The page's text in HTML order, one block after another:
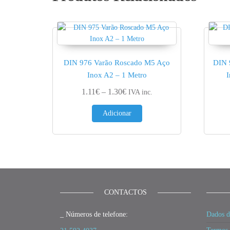
DIN 976 Varão Roscado M5 Aço
Inox A2 – 1 Metro
1.11€ – 1.30€Price range: 1.11€ through 1.30€
IVA inc.
Adicionar
DIN
CONTACTOS
_ Números de telefone: Dados